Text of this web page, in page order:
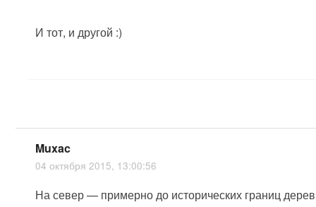
И тот, и другой :)
Muxac
04 октября 2015, 13:00:56
На север — примерно до исторических границ